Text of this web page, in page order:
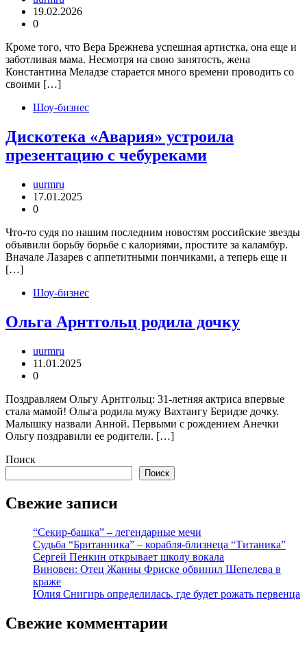
19.02.2026
0
Кроме того, что Вера Брежнева успешная артистка, она еще и
заботливая мама. Несмотря на свою занятость, жена
Константина Меладзе старается много времени проводить со
своими […]
Шоу-бизнес
Дискотека «Авария» устроила
презентацию с чебуреками
uurmru
17.01.2025
0
Что-то судя по нашим последним новостям российские звезды
объявили борьбу борьбе с калориями, простите за каламбур.
Вначале Лазарев с аппетитными пончиками, а теперь еще и
[…]
Шоу-бизнес
Ольга Арнтгольц родила дочку
uurmru
11.01.2025
0
Поздравляем Ольгу Арнтгольц: 31-летняя актриса впервые
стала мамой! Ольга родила мужу Вахтангу Беридзе дочку.
Малышку назвали Анной. Первыми с рождением Анечки
Ольгу поздравили ее родители. […]
Поиск
Поиск
Свежие записи
“Секир-башка” – легендарные мечи
Судьба “Британника” – корабля-близнеца “Титаника”
Сергей Пенкин открывает школу вокала
Виновен: Отец Жанны Фриске обвинил Шепелева в
краже
Юлия Снигирь определилась, где будет рожать первенца
Свежие комментарии